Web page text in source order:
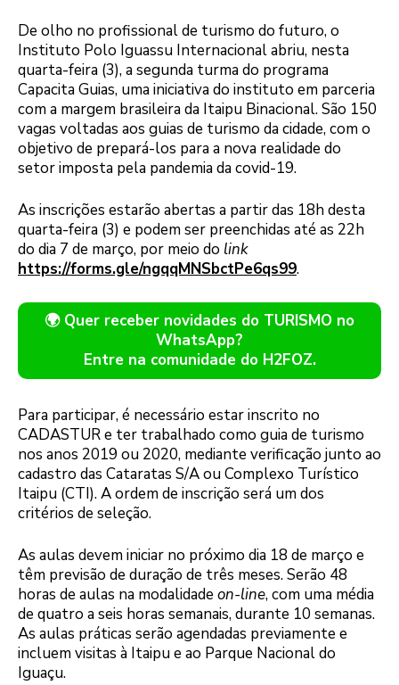
De olho no profissional de turismo do futuro, o
Instituto Polo Iguassu Internacional abriu, nesta
quarta-feira (3), a segunda turma do programa
Capacita Guias, uma iniciativa do instituto em parceria
com a margem brasileira da Itaipu Binacional. São 150
vagas voltadas aos guias de turismo da cidade, com o
objetivo de prepará-los para a nova realidade do
setor imposta pela pandemia da covid-19.
As inscrições estarão abertas a partir das 18h desta
quarta-feira (3) e podem ser preenchidas até as 22h
do dia 7 de março, por meio do link
https://forms.gle/ngqqMNSbctPe6qs99.
🌍 Quer receber novidades do TURISMO no
WhatsApp?
Entre na comunidade do H2FOZ.
Para participar, é necessário estar inscrito no
CADASTUR e ter trabalhado como guia de turismo
nos anos 2019 ou 2020, mediante verificação junto ao
cadastro das Cataratas S/A ou Complexo Turístico
Itaipu (CTI). A ordem de inscrição será um dos
critérios de seleção.
As aulas devem iniciar no próximo dia 18 de março e
têm previsão de duração de três meses. Serão 48
horas de aulas na modalidade on-line, com uma média
de quatro a seis horas semanais, durante 10 semanas.
As aulas práticas serão agendadas previamente e
incluem visitas à Itaipu e ao Parque Nacional do
Iguaçu.